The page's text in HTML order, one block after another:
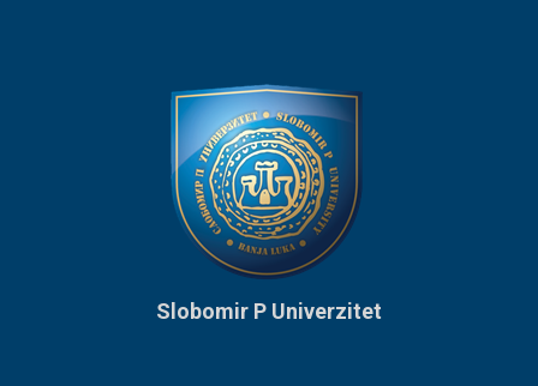
Slobomir P Univerzitet